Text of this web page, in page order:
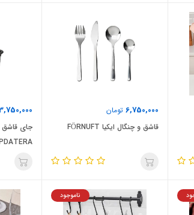
6,750,000 تومان
قاشق و چنگال ایکیا FÖRNUFT
جای قاشق
ناموجود